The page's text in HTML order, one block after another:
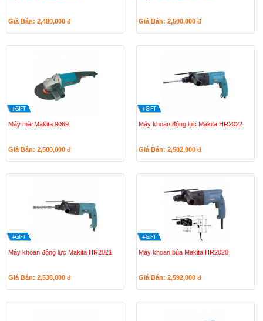
Giá Bán: 2,480,000 đ Giá Bán: 2,500,000 đ
Máy mài Makita 9069
Giá Bán: 2,500,000 đ
Máy khoan động lực Makita HR2022
Giá Bán: 2,502,000 đ
Máy khoan động lực Makita HR2021
Giá Bán: 2,538,000 đ
Máy khoan búa Makita HR2020
Giá Bán: 2,592,000 đ